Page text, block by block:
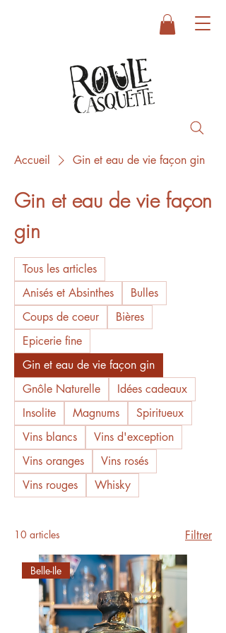
Accueil Gin et eau de vie façon gin
Gin et eau de vie façon
gin
Tous les articles
Anisés et Absinthes
Bulles
Coups de coeur
Bières
Epicerie fine
Gin et eau de vie façon gin
Gnôle Naturelle
Idées cadeaux
Insolite
Magnums
Spiritueux
Vins blancs
Vins d'exception
Vins oranges
Vins rosés
Vins rouges
Whisky
10 articles Filtrer
Belle-Ile